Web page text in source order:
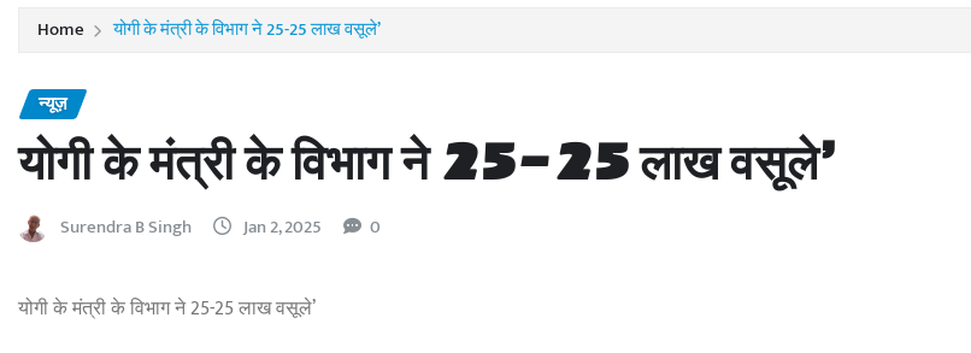
Home योगी के मंत्री के विभाग ने 25-25 लाख वसूले’
न्यूज़
योगी के मंत्री के विभाग ने 25-25 लाख वसूले’
Surendra B Singh Jan 2, 2025 0
योगी के मंत्री के विभाग ने 25-25 लाख वसूले’